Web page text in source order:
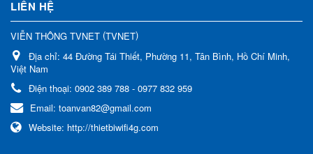
LIÊN HỆ
VIỄN THÔNG TVNET (TVNET)
Địa chỉ: 44 Đường Tái Thiết, Phường 11, Tân Bình, Hồ Chí Minh,
Việt Nam
Điện thoại: 0902 389 788 - 0977 832 959
Email: toanvan82@gmail.com
Website: http://thietbiwifi4g.com